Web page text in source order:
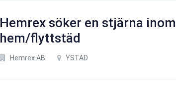
Hemrex söker en stjärna inom
hem/flyttstäd
Hemrex AB YSTAD